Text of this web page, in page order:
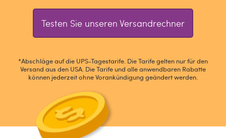
Testen Sie unseren Versandrechner
*Abschläge auf die UPS-Tagestarife. Die Tarife gelten nur für den
Versand aus den USA. Die Tarife und alle anwendbaren Rabatte
können jederzeit ohne Vorankündigung geändert werden.